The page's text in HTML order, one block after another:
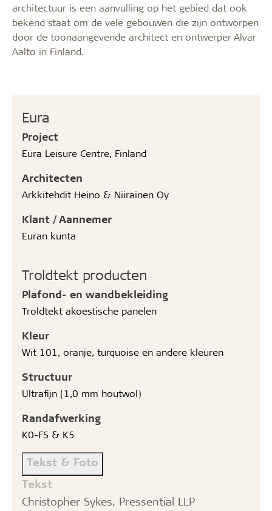
Eura
Project
Eura Leisure Centre, Finland
Architecten
Arkkitehdit Heino & Niirainen Oy
Klant / Aannemer
Euran kunta
Troldtekt producten
Plafond- en wandbekleiding
Troldtekt akoestische panelen
Kleur
Wit 101, oranje, turquoise en andere kleuren
Structuur
Ultrafijn (1,0 mm houtwol)
Randafwerking
K0-FS & K5
Tekst & Foto
Tekst
Christopher Sykes, Pressential LLP
architectuur is een aanvulling op het gebied dat ook
bekend staat om de vele gebouwen die zijn ontworpen
door de toonaangevende architect en ontwerper Alvar
Aalto in Finland.